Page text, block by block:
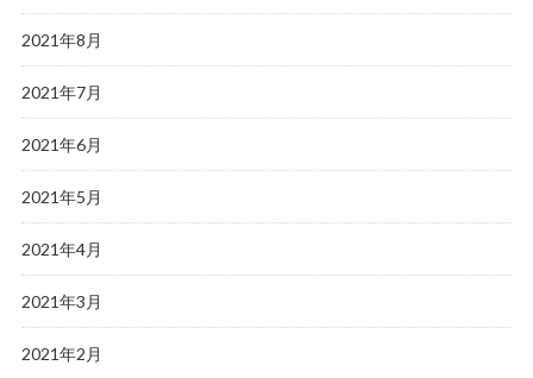
2021年8月
2021年7月
2021年6月
2021年5月
2021年4月
2021年3月
2021年2月